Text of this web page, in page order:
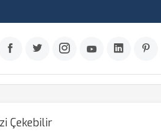
Çekebilir